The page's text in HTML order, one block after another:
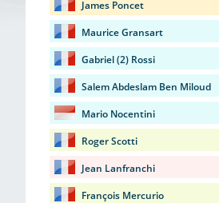
James Poncet
Maurice Gransart
Gabriel (2) Rossi
Salem Abdeslam Ben Miloud
Mario Nocentini
Roger Scotti
Jean Lanfranchi
François Mercurio